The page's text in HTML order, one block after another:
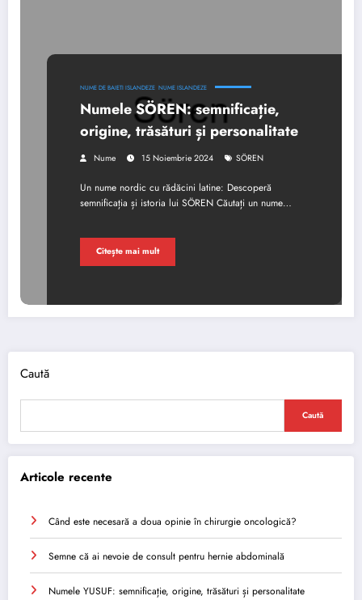
NUME DE BAIETI ISLANDEZE NUME ISLANDEZE
Numele SÖREN: semnificație,
origine, trăsături și personalitate
Nume 15 Noiembrie 2024 SÖREN
Un nume nordic cu rădăcini latine: Descoperă
semnificația și istoria lui SÖREN Căutați un nume…
Citește mai mult
Caută
Caută
Articole recente
Când este necesară a doua opinie în chirurgie oncologică?
Semne că ai nevoie de consult pentru hernie abdominală
Numele YUSUF: semnificație, origine, trăsături și personalitate